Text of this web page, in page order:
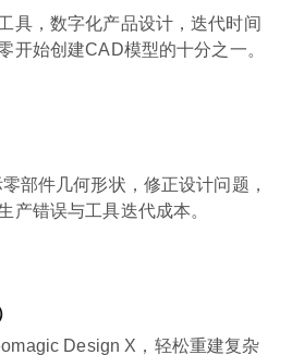
具，数字化产品设计，迭代时间
开始创建CAD模型的十分之一。
部件几何形状，修正设计问题，
产错误与工具迭代成本。
Design X，轻松重建复杂